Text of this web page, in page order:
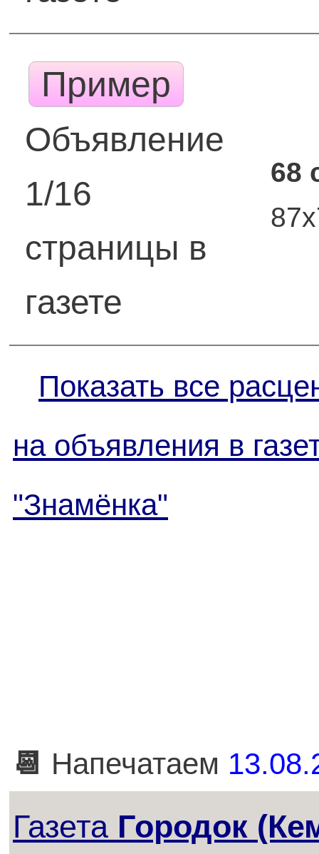
Пример
Объявление
1/16
страницы в
газете
68
Показать все
на объявления в
"Знамёнка"
📆 Напечатаем
Газета Городок